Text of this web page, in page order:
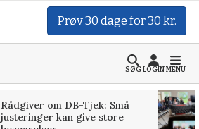
Prøv 30 dage for 30 kr.
SØGLOGINMENU
Rådgiver om DB-Tjek: Små
justeringer kan give store